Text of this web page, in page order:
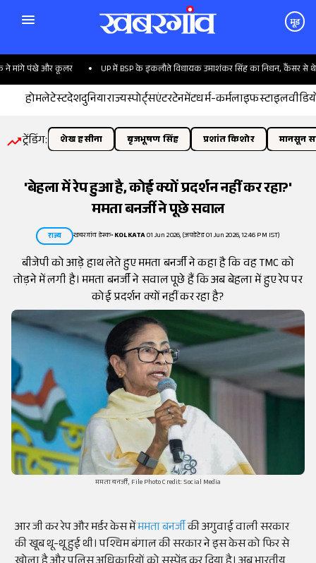
मूड
पंखे और कूलर UP में BSP के इकलौते विधायक उमाशंकर सिंह का निधन, कैंसर से थे
होमलेटेस्टदेशदुनियाराज्यस्पोर्ट्सएंटरटेनमेंटधर्म-कर्मलाइफस्टाइल
ट्रेंडिंग: शेख हसीना बृजभूषण सिंह प्रशांत किशोर मानसून
'बेहला में रेप हुआ है, कोई क्यों प्रदर्शन नहीं कर रहा?'
ममता बनर्जी ने पूछे सवाल
राज्य खबरगांव डेस्क•KOLKATA01 Jun 2026, (अपडेटेड 01 Jun 2026, 12:46 PM IST)
बीजेपी को आड़े हाथ लेते हुए ममता बनर्जी ने कहा है कि वह TMC को
तोड़ने में लगी है। ममता बनर्जी ने सवाल पूछे हैं कि अब बेहला में हुए रेप पर
कोई प्रदर्शन क्यों नहीं कर रहा है?
ममता बनर्जी, File Photo Credit: Social Media
आर जी कर रेप और मर्डर केस मेंममता बनर्जीकी अगुवाई वाली सरकार
की खूब थू-थू हुई थी। पश्चिम बंगाल की सरकार ने इस केस को फिर से